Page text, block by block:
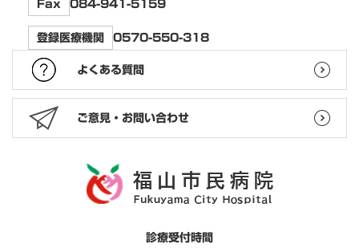
Fax 084-941-5159
登録医療機関 0570-550-318
よくある質問
ご意見・お問い合わせ
診療受付時間